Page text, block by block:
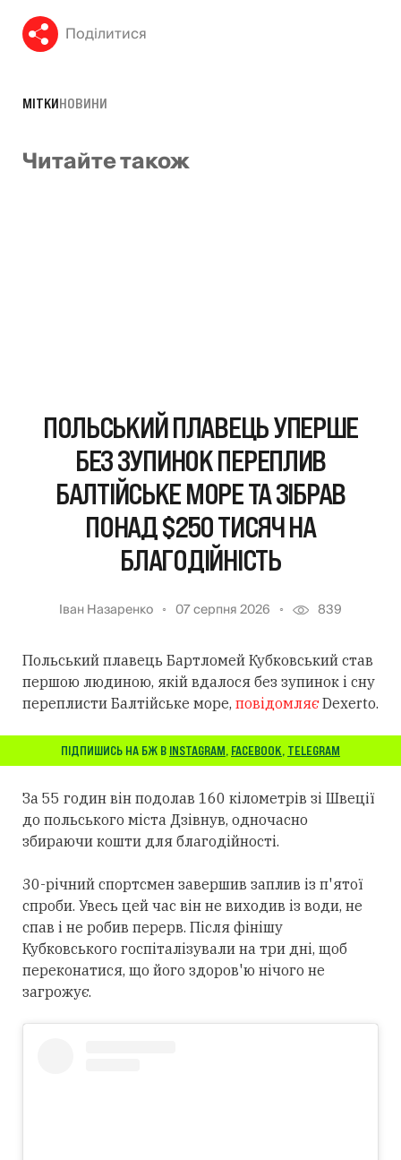
Поділитися
МІТКИНОВИНИ
Читайте також
ПОЛЬСЬКИЙ ПЛАВЕЦЬ УПЕРШЕ
БЕЗ ЗУПИНОК ПЕРЕПЛИВ
БАЛТІЙСЬКЕ МОРЕ ТА ЗІБРАВ
ПОНАД $250 ТИСЯЧ НА
БЛАГОДІЙНІСТЬ
Іван Назаренко 07 серпня 2026 839
Польський плавець Бартломей Кубковський став
першою людиною, якій вдалося без зупинок і сну
переплисти Балтійське море, повідомляєDexerto.
ПІДПИШИСЬ НА БЖ В INSTAGRAM, FACEBOOK, TELEGRAM
За 55 годин він подолав 160 кілометрів зі Швеції
до польського міста Дзівнув, одночасно
збираючи кошти для благодійності.
30-річний спортсмен завершив заплив із п'ятої
спроби. Увесь цей час він не виходив із води, не
спав і не робив перерв. Після фінішу
Кубковського госпіталізували на три дні, щоб
переконатися, що його здоров'ю нічого не
загрожує.